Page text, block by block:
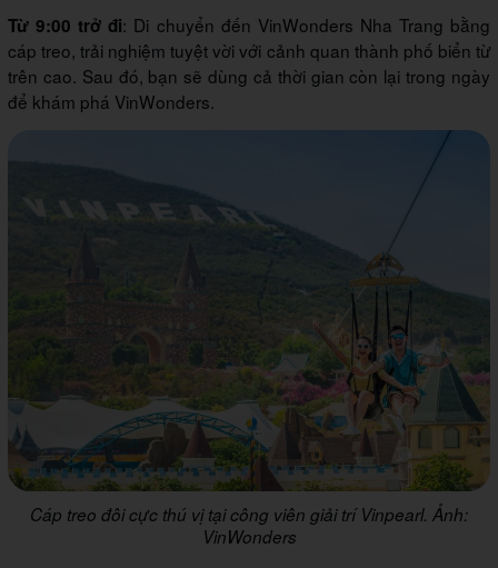
Từ 9:00 trở đi: Di chuyển đến VinWonders Nha Trang bằng
cáp treo, trải nghiệm tuyệt vời với cảnh quan thành phố biển từ
trên cao. Sau đó, bạn sẽ dùng cả thời gian còn lại trong ngày
để khám phá VinWonders.
Cáp treo đôi cực thú vị tại công viên giải trí Vinpearl. Ảnh:
VinWonders